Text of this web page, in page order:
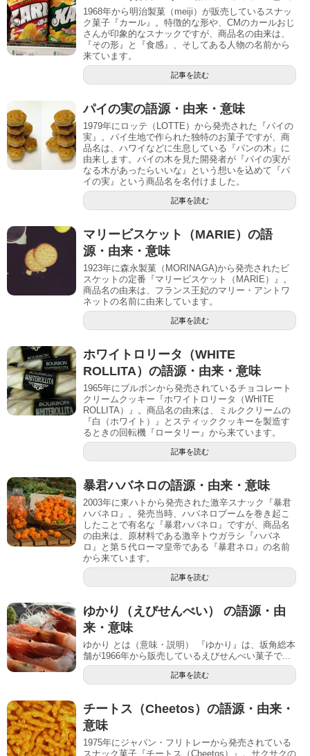
1968年から明治製菓（meiji）が販売しているスナッ
ク菓子『カール』。特徴的な形や、CMのカールおじ
さんが印象的なスナックですが、商品名の由来は、
『その形』と『食感』、そしてある人物の名前から
来ています。
記事を読む
パイの実の語源・由来・意味
1979年にロッテ（LOTTE）から発売された『パイの
実』。パイ生地で作られた独特のお菓子ですが、商
品名は、ハワイなどに生息している『パンの木』に
由来します。パイの木を見た開発者が『パイの実が
なる木があったらいいな』という想いを込めて『パ
イの実』という商品名を名付けました。
記事を読む
マリービスケット（MARIE）の語
源・由来・意味
1923年に森永製菓（MORINAGA)から発売されたビ
スケットの定番『マリービスケット（MARIE）』。
商品名の由来は、フランス王妃のマリー・アントワ
ネットの名前に由来しています。
記事を読む
ホワイトロリータ（WHITE
ROLLITA）の語源・由来・意味
1965年にブルボンから発売されているチョコレート
クリームクッキー『ホワイトロリータ（WHITE
ROLLITA）』。商品名の由来は、ミルククリームの
『白（ホワイト）』とスティッククッキーを製造す
るときの回転機『ロータリー』から来ています。
記事を読む
暴君ハバネロの語源・由来・意味
2003年に東ハトから発売された激辛スナック『暴君
ハバネロ』。発売当時、ハバネロブームを巻き起こ
したことで有名な『暴君ハバネロ』ですが、商品名
の由来は、原材料である激辛トウガラシ『ハバネ
ロ』と第５代ローマ皇帝である『暴君ネロ』の名前
から来ています。
記事を読む
ゆかり（えびせんべい） の語源・由
来・意味
ゆかり とは（意味・説明） 『ゆかり』は、坂角総本
舗が1966年から販売しているえびせんべい菓子で...
記事を読む
チートス（Cheetos）の語源・由来・
意味
1975年にジャパン・フリトレーから発売されている
スナック菓子『チートス（Cheetos）』。サクサクの